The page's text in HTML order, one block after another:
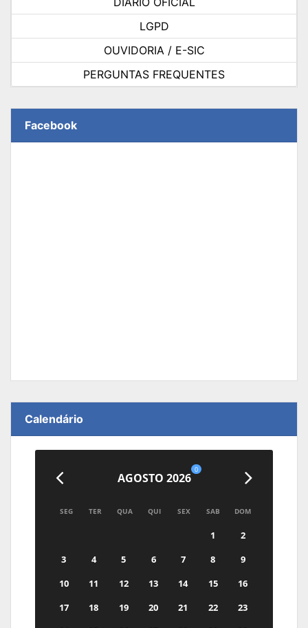
LGPD
OUVIDORIA / E-SIC
PERGUNTAS FREQUENTES
Facebook
Calendário
AGOSTO 2026
0
SEG TER QUA QUI SEX SAB DOM
1
2
3
4 5 6 7 8
9
10
11 12 13 14 15
16
17
18 19 20 21 22
23